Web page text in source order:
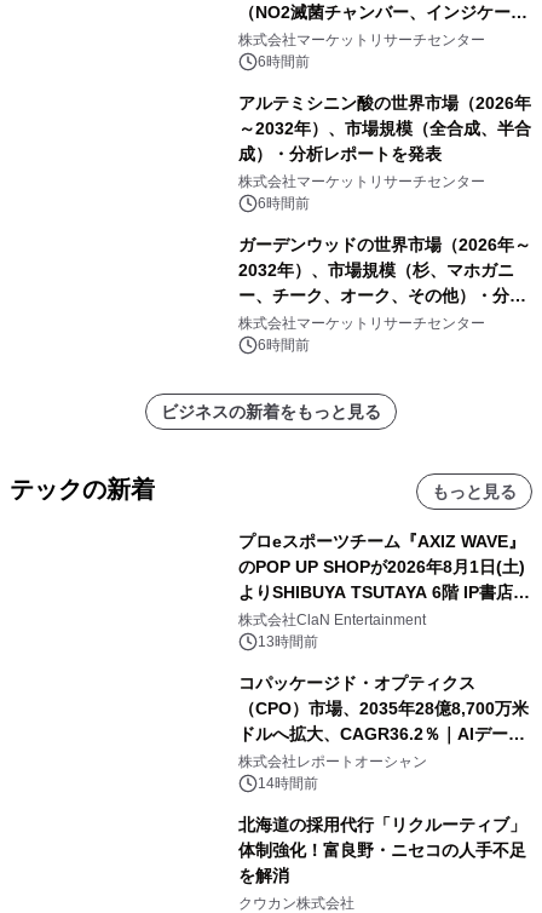
（NO2滅菌チャンバー、インジケータ
ーおよびモニタリングシステム、その
他）・分析レポートを発表
株式会社マーケットリサーチセンター
6時間前
アルテミシニン酸の世界市場（2026年
～2032年）、市場規模（全合成、半合
成）・分析レポートを発表
株式会社マーケットリサーチセンター
6時間前
ガーデンウッドの世界市場（2026年～
2032年）、市場規模（杉、マホガニ
ー、チーク、オーク、その他）・分析
レポートを発表
株式会社マーケットリサーチセンター
6時間前
ビジネスの新着をもっと見る
テックの新着 もっと見る
プロeスポーツチーム『AXIZ WAVE』
のPOP UP SHOPが2026年8月1日(土)
よりSHIBUYA TSUTAYA 6階 IP書店で
開催決定！！
株式会社ClaN Entertainment
13時間前
コパッケージド・オプティクス
（CPO）市場、2035年28億8,700万米
ドルへ拡大、CAGR36.2％｜AIデータ
センター・高速光通信需要が成長を加
速
株式会社レポートオーシャン
14時間前
北海道の採用代行「リクルーティブ」
体制強化！富良野・ニセコの人手不足
を解消
クウカン株式会社